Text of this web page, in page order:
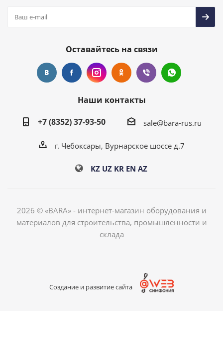
Оставайтесь на связи
Наши контакты
+7 (8352) 37-93-50
sale@bara-rus.ru
г. Чебоксары, Вурнарское шоссе д.7
KZ UZ KR EN AZ
2026 © «BARA» - интернет-магазин оборудования и
материалов для строительства, промышленности и
склада
Создание и развитие сайта